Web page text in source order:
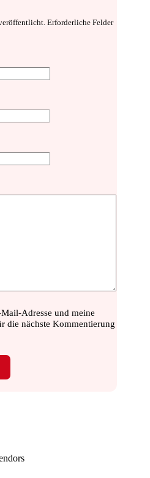
Erforderliche Felder
Adresse und meine
die nächste Kommentierung